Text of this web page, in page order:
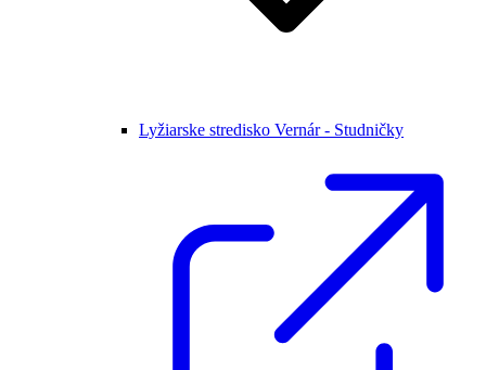
Lyžiarske stredisko Vernár - Studničky